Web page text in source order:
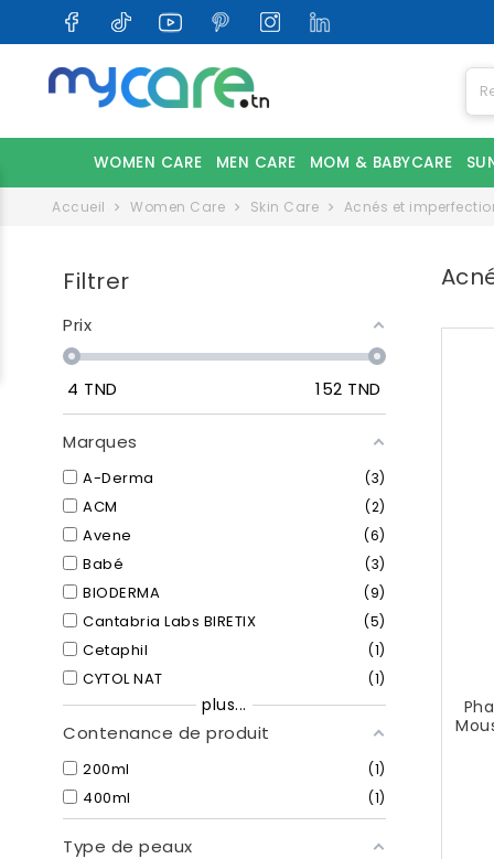
WOMEN CARE MEN CARE MOM & BABYCARE
Accueil Women Care Skin Care Acnés et
Filtrer
Prix
4 TND 152 TND
Marques
A-Derma 3
ACM 2
Avene 6
Babé 3
BIODERMA 9
Cantabria Labs BIRETIX 5
Cetaphil 1
CYTOL NAT 1
plus...
Contenance de produit
200ml 1
400ml 1
Type de peaux